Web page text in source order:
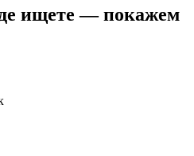
ищете — покажем